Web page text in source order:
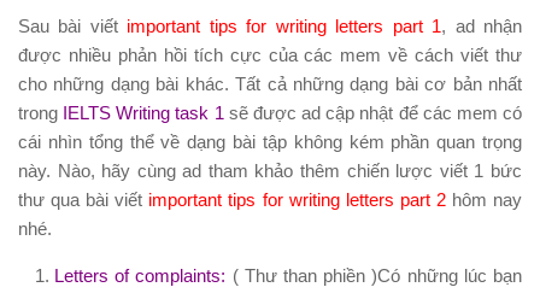
Sau bài viết important tips for writing letters part 1, ad nhận
được nhiều phản hồi tích cực của các mem về cách viết thư
cho những dạng bài khác. Tất cả những dạng bài cơ bản nhất
trong IELTS Writing task 1 sẽ được ad cập nhật để các mem có
cái nhìn tổng thể về dạng bài tập không kém phần quan trọng
này. Nào, hãy cùng ad tham khảo thêm chiến lược viết 1 bức
thư qua bài viết important tips for writing letters part 2hôm nay
nhé.
Letters of complaints: ( Thư than phiền )Có những lúc bạn